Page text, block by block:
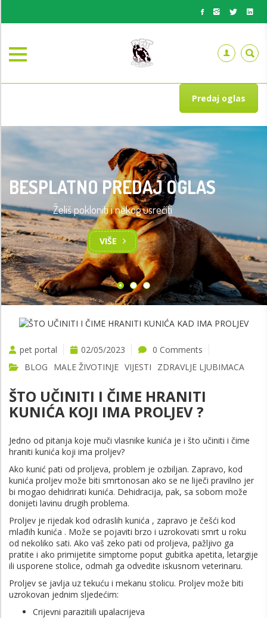
Predaj oglas
BESPLATNO PREDAJ OGLAS
Želiš pokloniti i nekog usrećiti
VIŠE
pet portal 02/05/2023
0 Comments
BLOG
MALE ŽIVOTINJE VIJESTI ZDRAVLJE LJUBIMACA
ŠTO UČINITI I ČIME HRANITI
KUNIĆA KOJI IMA PROLJEV ?
Jedno od pitanja koje muči vlasnike kunića je i što učiniti i čime
hraniti kunića koji ima proljev?
Ako kunić pati od proljeva, problem je ozbiljan. Zapravo, kod
kunića proljev može biti smrtonosan ako se ne liječi pravilno jer
bi mogao dehidrirati kunića. Dehidracija, pak, sa sobom može
donijeti lavinu drugih problema.
Proljev je rijedak kod odraslih kunića , zapravo je češći kod
mlađih kunića . Može se pojaviti brzo i uzrokovati smrt u roku
od nekoliko sati. Ako vaš zeko pati od proljeva, pažljivo ga
pratite i ako primijetite simptome poput gubitka apetita, letargije
ili usporene stolice, odmah ga odvedite iskusnom veterinaru.
Proljev se javlja uz tekuću i mekanu stolicu. Proljev može biti
uzrokovan jednim sljedećim:
Crijevni parazitiili upalacrijeva